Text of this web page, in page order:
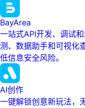
BayArea
一站式API开发、调试
测、数据助手和可视化
低信息安全风险。
AI创作
一键解锁创意新玩法，